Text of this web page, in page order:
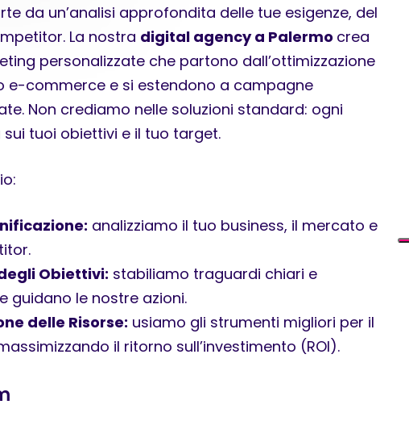
da un’analisi approfondita delle tue esigenze, del
La nostra digital agency a Palermo crea
personalizzate che partono dall’ottimizzazione
e-commerce e si estendono a campagne
Non crediamo nelle soluzioni standard: ogni
tuoi obiettivi e il tuo target.
analizziamo il tuo business, il mercato e
Obiettivi: stabiliamo traguardi chiari e
guidano le nostre azioni.
delle Risorse: usiamo gli strumenti migliori per il
il ritorno sull’investimento (ROI).